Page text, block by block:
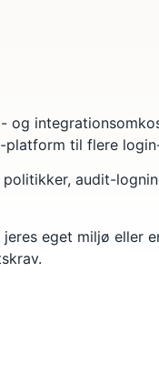
og
til flere
audit-
eget miljø eller